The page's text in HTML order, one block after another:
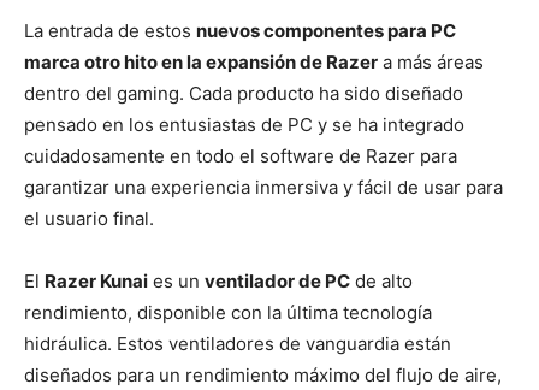
La entrada de estos nuevos componentes para PC
marca otro hito en la expansión de Razer a más áreas
dentro del gaming. Cada producto ha sido diseñado
pensado en los entusiastas de PC y se ha integrado
cuidadosamente en todo el software de Razer para
garantizar una experiencia inmersiva y fácil de usar para
el usuario final.
El Razer Kunai es un ventilador de PC de alto
rendimiento, disponible con la última tecnología
hidráulica. Estos ventiladores de vanguardia están
diseñados para un rendimiento máximo del flujo de aire,